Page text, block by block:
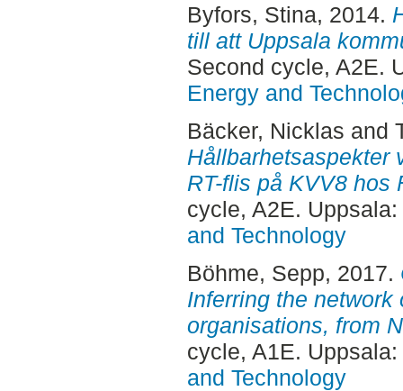
Byfors, Stina, 2014.
till att Uppsala
Second cycle, A2E.
Energy and
Bäcker, Nicklas and
Hållbarhetsaspekter
RT-flis på KVV8 hos
cycle, A2E. Uppsala:
and Technology
Böhme, Sepp, 2017.
Inferring the
organisations, from
cycle, A1E. Uppsala:
and Technology